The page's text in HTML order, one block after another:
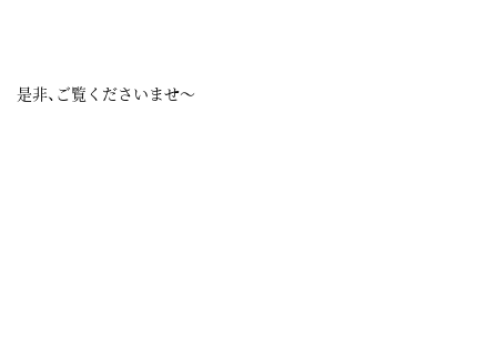
是非、ご覧くださいませ～